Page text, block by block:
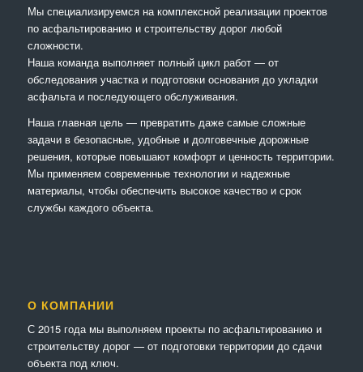
Мы специализируемся на комплексной реализации проектов
по асфальтированию и строительству дорог любой
сложности.
Наша команда выполняет полный цикл работ — от
обследования участка и подготовки основания до укладки
асфальта и последующего обслуживания.
Наша главная цель — превратить даже самые сложные
задачи в безопасные, удобные и долговечные дорожные
решения, которые повышают комфорт и ценность территории.
Мы применяем современные технологии и надежные
материалы, чтобы обеспечить высокое качество и срок
службы каждого объекта.
О КОМПАНИИ
С 2015 года мы выполняем проекты по асфальтированию и
строительству дорог — от подготовки территории до сдачи
объекта под ключ.